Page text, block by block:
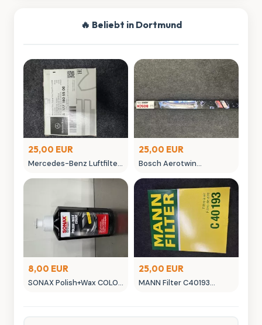
🔥 Beliebt in Dortmund
25,00 EUR
Mercedes-Benz Luftfilter
Ersatzteil
25,00 EUR
Bosch Aerotwin
neuwertig in OVP
8,00 EUR
SONAX Polish+Wax COLOR
25,00 EUR
MANN Filter C40193